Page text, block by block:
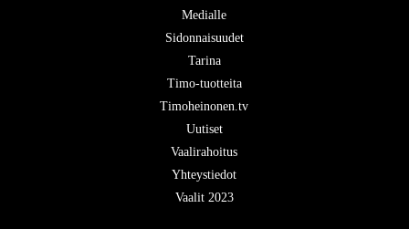
Medialle
Sidonnaisuudet
Tarina
Timo-tuotteita
Timoheinonen.tv
Uutiset
Vaalirahoitus
Yhteystiedot
Vaalit 2023